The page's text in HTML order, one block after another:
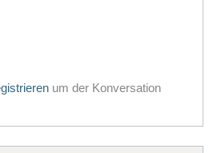
um der Konversation